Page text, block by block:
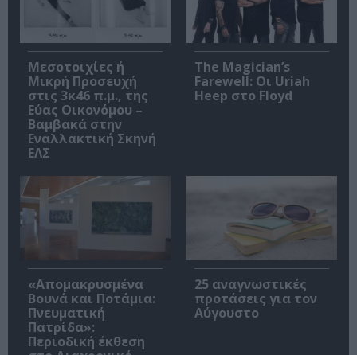
Μεσοτοιχίες ή
Μικρή Προσευχή
στις 3κ46 π.μ., της
Εύας Οικονόμου –
Βαμβακά στην
Εναλλακτική Σκηνή
ΕΛΣ
The Magician’s
Farewell: Οι Uriah
Heep στο Floyd
«Απομακρυσμένα
Βουνά και Ποτάμια:
Πνευματική
Πατρίδα»:
Περιοδική έκθεση
25 αναγνωστικές
προτάσεις για τον
Αύγουστο